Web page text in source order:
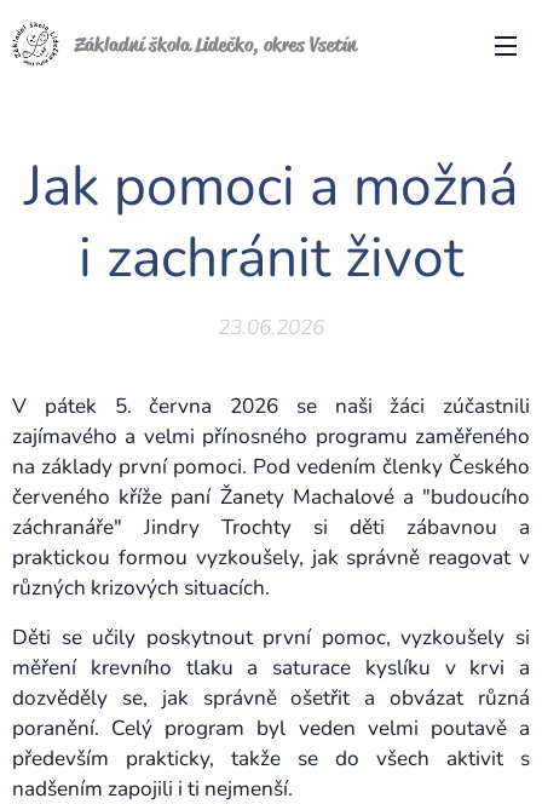
Základní škola Lidečko, okres Vsetín
Jak pomoci a možná
i zachránit život
23.06.2026
V pátek 5. června 2026 se naši žáci zúčastnili
zajímavého a velmi přínosného programu zaměřeného
na základy první pomoci. Pod vedením členky Českého
červeného kříže paní Žanety Machalové a "budoucího
záchranáře" Jindry Trochty si děti zábavnou a
praktickou formou vyzkoušely, jak správně reagovat v
různých krizových situacích.
Děti se učily poskytnout první pomoc, vyzkoušely si
měření krevního tlaku a saturace kyslíku v krvi a
dozvěděly se, jak správně ošetřit a obvázat různá
poranění. Celý program byl veden velmi poutavě a
především prakticky, takže se do všech aktivit s
nadšením zapojili i ti nejmenší.